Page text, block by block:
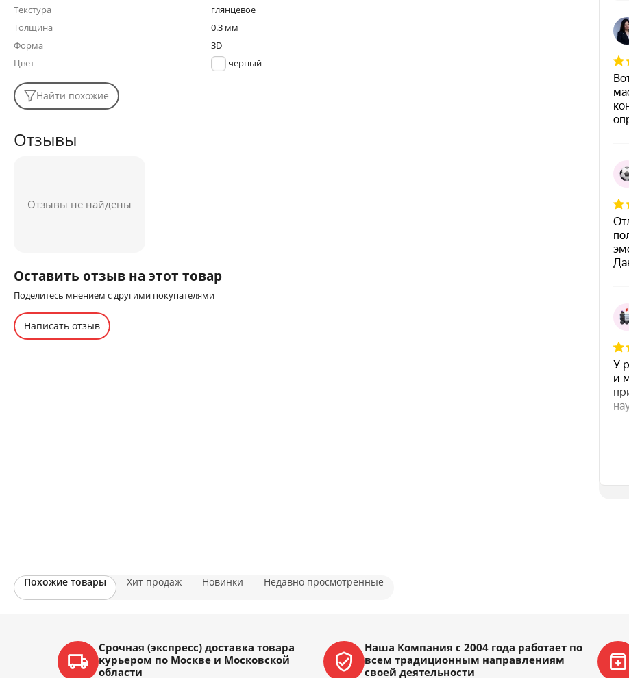
Текстура
глянцевое
Толщина
0.3 мм
Форма
3D
Цвет
черный
Найти похожие
Отзывы
Отзывы не найдены
Оставить отзыв на этот товар
Поделитесь мнением с другими покупателями
Написать отзыв
Похожие товары Хит продаж Новинки Недавно просмотренные
Срочная (экспресс) доставка товара
курьером по Москве и Московской
области
Наша Компания с 2004 года работает по
всем традиционным направлениям
своей деятельности